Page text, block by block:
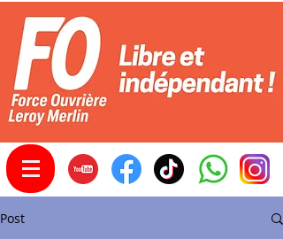
Post